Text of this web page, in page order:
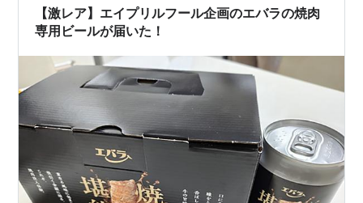
ルビ」を食べる それでは「タッカルビ」を頂きます。 コ
チュジャンの辛さがしっかり効いてい…
【激レア】エイプリルフール企画のエバラの焼肉
専用ビールが届いた！